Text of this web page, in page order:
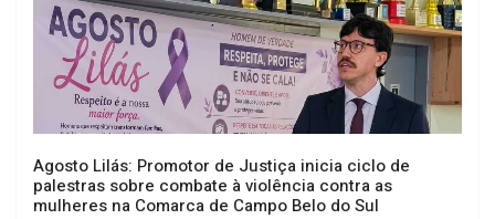
Agosto Lilás: Promotor de Justiça inicia ciclo de
palestras sobre combate à violência contra as
mulheres na Comarca de Campo Belo do Sul